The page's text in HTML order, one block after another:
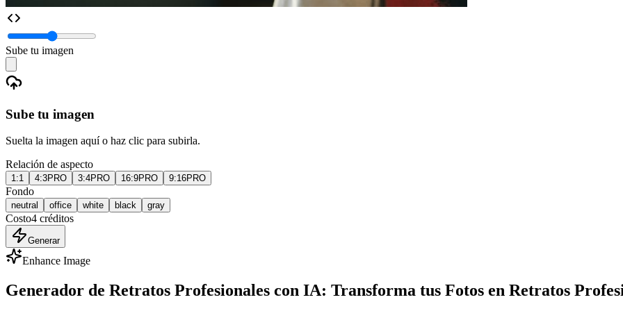
Sube tu imagen
Sube tu imagen
Suelta la imagen aquí o haz clic para subirla.
Relación de aspecto
1:1 4:3PRO 3:4PRO 16:9PRO 9:16PRO
Fondo
neutral office white black gray
Costo4 créditos
Generar
Enhance Image
Generador de Retratos Profesionales con IA: Transforma tus Fotos en Retratos